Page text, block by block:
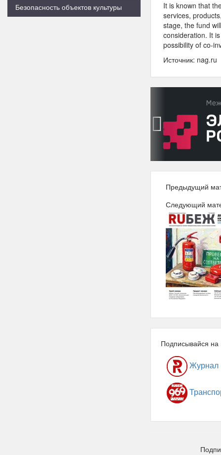
Безопасность объектов культуры
It is known that
services,
stage, the fund
consideration. It
possibility of co-
Источник: nag.ru
‹
Предыдущий
Следующий
Подписывайся